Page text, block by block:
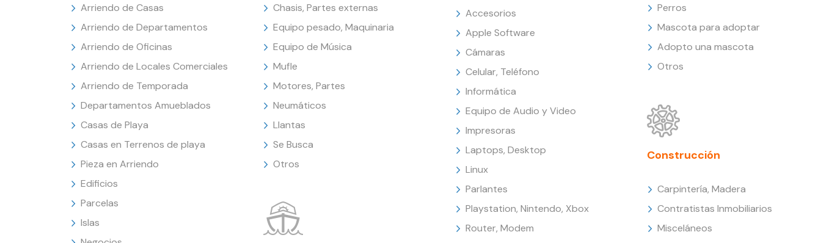
Arriendo de Casas
Arriendo de Departamentos
Arriendo de Oficinas
Arriendo de Locales Comerciales
Arriendo de Temporada
Departamentos Amueblados
Casas de Playa
Casas en Terrenos de playa
Pieza en Arriendo
Edificios
Parcelas
Islas
Chasis, Partes externas
Equipo pesado, Maquinaria
Equipo de Música
Mufle
Motores, Partes
Neumáticos
Llantas
Se Busca
Otros
Accesorios
Apple Software
Cámaras
Celular, Teléfono
Informática
Equipo de Audio y Video
Impresoras
Laptops, Desktop
Linux
Parlantes
Playstation, Nintendo, Xbox
Router, Modem
Perros
Mascota para adoptar
Adopto una mascota
Otros
Construcción
Carpintería, Madera
Contratistas Inmobiliarios
Misceláneos